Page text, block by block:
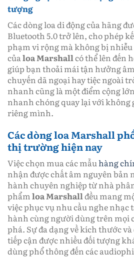
tượng
Các dòng loa di động của hãng
Bluetooth 5.0 trở lên, cho phép
phạm vi rộng mà không bị
củaloa Marshallcó thể lên đến
giúp bạn thoải mái tận hưởng
chuyến dã ngoại hay tiệc ngoài
nhanh cũng là một điểm cộng
nhanh chóng quay lại với không
riêng mình.
Các dòng loa Marshall
thị trường hiện nay
Việc chọn mua các mẫuhàng
nhận được chất âm nguyên bản
hành chuyên nghiệp từ nhà
phẩmloa Marshallđều mang
việc phục vụ nhu cầu nghe nhạc
hành cùng người dùng trên mọi
phá. Sự đa dạng về kích thước
tiếp cận được nhiều đối tượng
dùng phổ thông đến các